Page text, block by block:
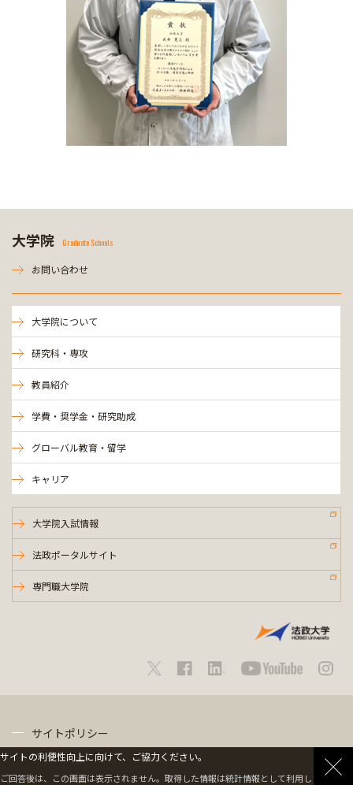
大学院 Graduate Schools
お問い合わせ
大学院について
研究科・専攻
教員紹介
学費・奨学金・研究助成
グローバル教育・留学
キャリア
大学院入試情報
法政ポータルサイト
専門職大学院
サイトポリシー
サイトの利便性向上に向けて、ご協力ください。
ご回答後は、この画面は表示されません。取得した情報は統計情報として利用します。